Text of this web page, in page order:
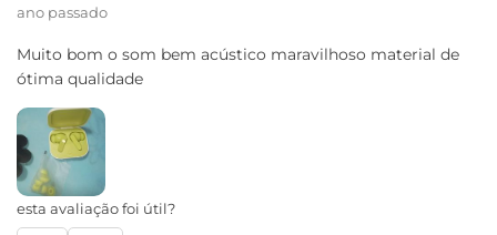
ano passado
Muito bom o som bem acústico maravilhoso material de
ótima qualidade
esta avaliação foi útil?